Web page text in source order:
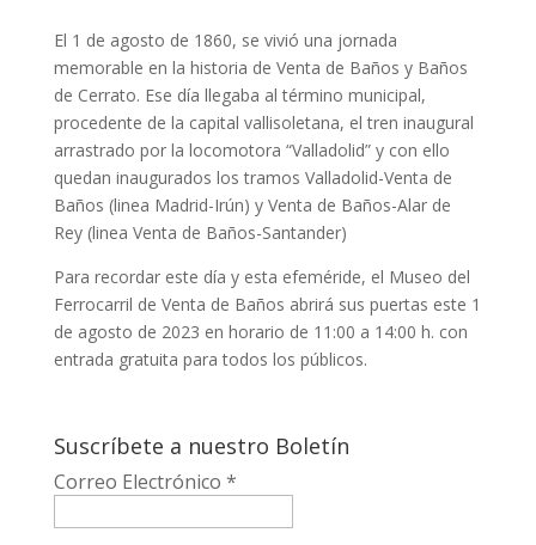
El 1 de agosto de 1860, se vivió una jornada
memorable en la historia de Venta de Baños y Baños
de Cerrato. Ese día llegaba al término municipal,
procedente de la capital vallisoletana, el tren inaugural
arrastrado por la locomotora “Valladolid” y con ello
quedan inaugurados los tramos Valladolid-Venta de
Baños (linea Madrid-Irún) y Venta de Baños-Alar de
Rey (linea Venta de Baños-Santander)
Para recordar este día y esta efeméride, el Museo del
Ferrocarril de Venta de Baños abrirá sus puertas este 1
de agosto de 2023 en horario de 11:00 a 14:00 h. con
entrada gratuita para todos los públicos.
Suscríbete a nuestro Boletín
Correo Electrónico *